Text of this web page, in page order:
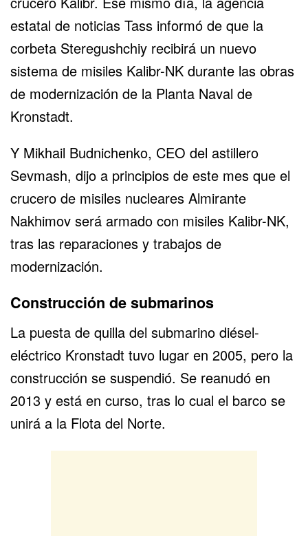
estatal de noticias Tass informó de que la
corbeta Steregushchiy recibirá un nuevo
sistema de misiles Kalibr-NK durante las obras
de modernización de la Planta Naval de
Kronstadt.
Y Mikhail Budnichenko, CEO del astillero
Sevmash, dijo a principios de este mes que el
crucero de misiles nucleares Almirante
Nakhimov será armado con misiles Kalibr-NK,
tras las reparaciones y trabajos de
modernización.
Construcción de submarinos
La puesta de quilla del submarino diésel-
eléctrico Kronstadt tuvo lugar en 2005, pero la
construcción se suspendió. Se reanudó en
2013 y está en curso, tras lo cual el barco se
unirá a la Flota del Norte.